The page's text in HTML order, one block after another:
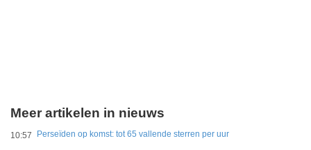
Meer artikelen in nieuws
10:57 Perseïden op komst: tot 65 vallende sterren per uur